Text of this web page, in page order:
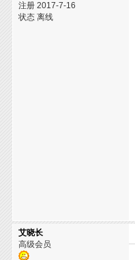
注册 2017-7-16
状态 离线
艾晓长
高级会员